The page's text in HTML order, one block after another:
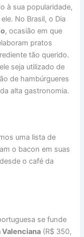
à sua popularidade,
No Brasil, o Dia
, ocasião em que
pratos
tão querido.
seja utilizado de
de hambúrgueres
alta gastronomia.
uma lista de
o bacon em suas
o café da
se funde
Valenciana (R$ 350,